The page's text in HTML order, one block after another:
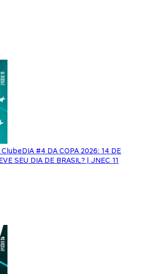
DIA #4 DA COPA 2026: 14 DE
SEU DIA DE BRASIL? | JNEC 11